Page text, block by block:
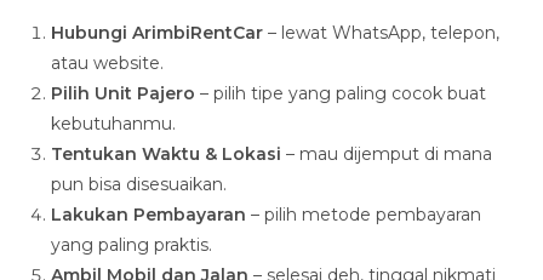
Hubungi ArimbiRentCar – lewat WhatsApp, telepon,
atau website.
Pilih Unit Pajero – pilih tipe yang paling cocok buat
kebutuhanmu.
Tentukan Waktu & Lokasi – mau dijemput di mana
pun bisa disesuaikan.
Lakukan Pembayaran – pilih metode pembayaran
yang paling praktis.
Ambil Mobil dan Jalan – selesai deh, tinggal nikmati